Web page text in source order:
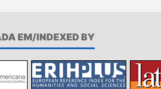
EM/INDEXED BY